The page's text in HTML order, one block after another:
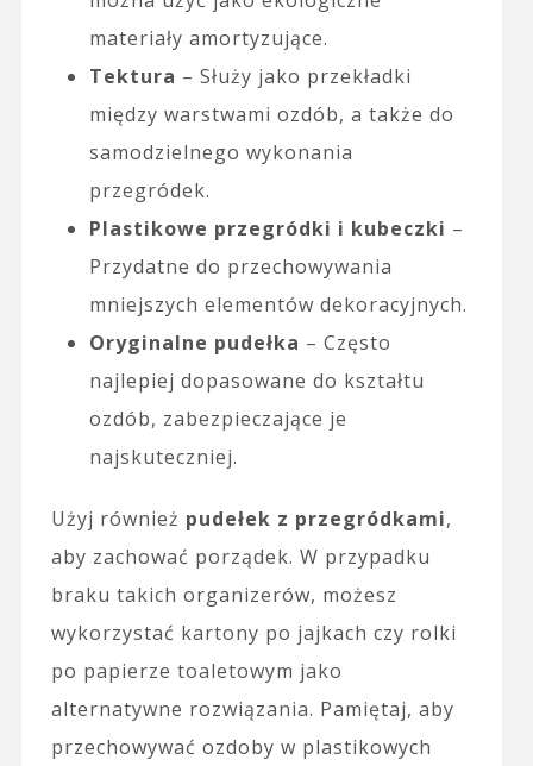
materiały amortyzujące.
Tektura – Służy jako przekładki
między warstwami ozdób, a także do
samodzielnego wykonania
przegródek.
Plastikowe przegródki i kubeczki –
Przydatne do przechowywania
mniejszych elementów dekoracyjnych.
Oryginalne pudełka – Często
najlepiej dopasowane do kształtu
ozdób, zabezpieczające je
najskuteczniej.
Użyj również pudełek z przegródkami,
aby zachować porządek. W przypadku
braku takich organizerów, możesz
wykorzystać kartony po jajkach czy rolki
po papierze toaletowym jako
alternatywne rozwiązania. Pamiętaj, aby
przechowywać ozdoby w plastikowych